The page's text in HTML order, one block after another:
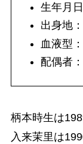
生年月
出身地
血液型
配偶者
柄本時生は
入来茉里は